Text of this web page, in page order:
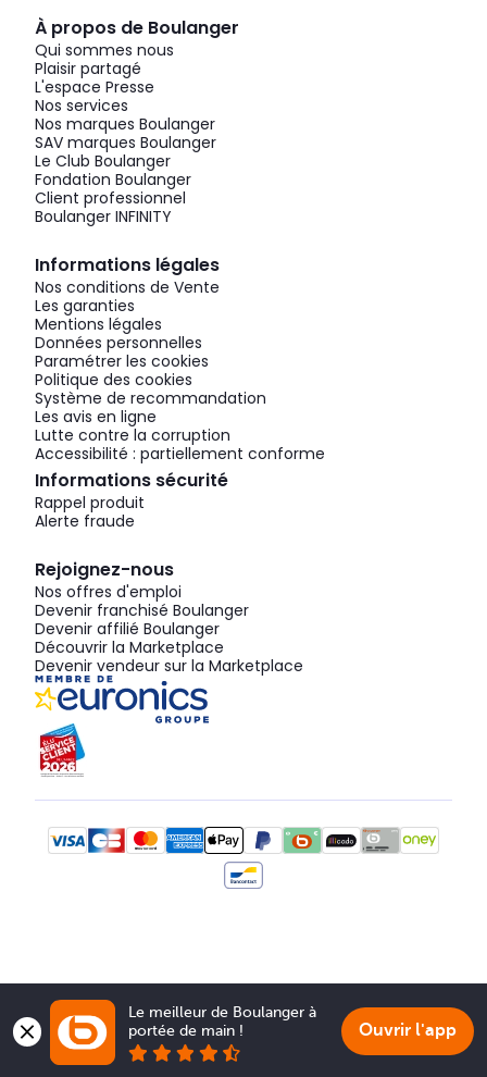
À propos de Boulanger
Qui sommes nous
Plaisir partagé
L'espace Presse
Nos services
Nos marques Boulanger
SAV marques Boulanger
Le Club Boulanger
Fondation Boulanger
Client professionnel
Boulanger INFINITY
Informations légales
Nos conditions de Vente
Les garanties
Mentions légales
Données personnelles
Paramétrer les cookies
Politique des cookies
Système de recommandation
Les avis en ligne
Lutte contre la corruption
Accessibilité : partiellement conforme
Informations sécurité
Rappel produit
Alerte fraude
Rejoignez-nous
Nos offres d'emploi
Devenir franchisé Boulanger
Devenir affilié Boulanger
Découvrir la Marketplace
Devenir vendeur sur la Marketplace
Le meilleur de Boulanger à
portée de main !
Ouvrir l'app